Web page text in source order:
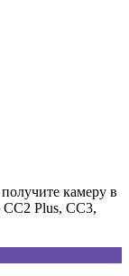
камеру в
Plus, CC3,